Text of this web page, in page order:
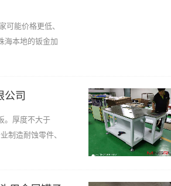
能价格更低、
海本地的钣金加
司
厚度不大于
制造耐蚀零件、